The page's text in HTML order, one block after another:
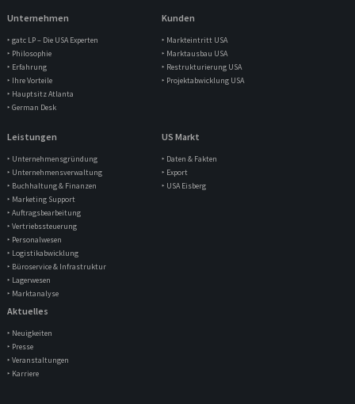
Unternehmen
‣ gatc LP – Die USA Experten
‣ Philosophie
‣ Erfahrung
‣ Ihre Vorteile
‣ Hauptsitz Atlanta
‣ German Desk
Kunden
‣ Markteintritt USA
‣ Marktausbau USA
‣ Restrukturierung USA
‣ Projektabwicklung USA
Leistungen
‣ Unternehmensgründung
‣ Unternehmensverwaltung
‣ Buchhaltung & Finanzen
‣ Marketing Support
‣ Auftragsbearbeitung
‣ Vertriebssteuerung
‣ Personalwesen
‣ Logistikabwicklung
‣ Büroservice & Infrastruktur
‣ Lagerwesen
‣ Marktanalyse
US Markt
‣ Daten & Fakten
‣ Export
‣ USA Eisberg
Aktuelles
‣ Neuigkeiten
‣ Presse
‣ Veranstaltungen
‣ Karriere